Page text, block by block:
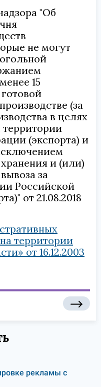
"Об
не могут
15
(за
в целях
территории
(экспорта) и
и (или)
за
Российской
от 21.08.2018
территории
от 16.12.2003
рекламы с